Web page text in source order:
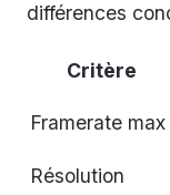
différences
Critère
Framerate max
Résolution